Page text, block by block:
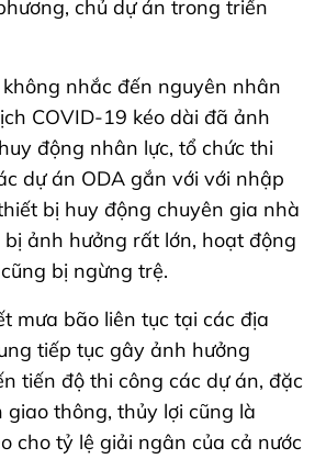
chủ dự án trong triển
nhắc đến nguyên nhân
COVID-19 kéo dài đã ảnh
động nhân lực, tổ chức thi
dự án ODA gắn với với nhập
bị huy động chuyên gia nhà
ảnh hưởng rất lớn, hoạt động
bị ngừng trệ.
mưa bão liên tục tại các địa
tiếp tục gây ảnh hưởng
tiến độ thi công các dự án, đặc
giao thông, thủy lợi cũng là
cho tỷ lệ giải ngân của cả nước